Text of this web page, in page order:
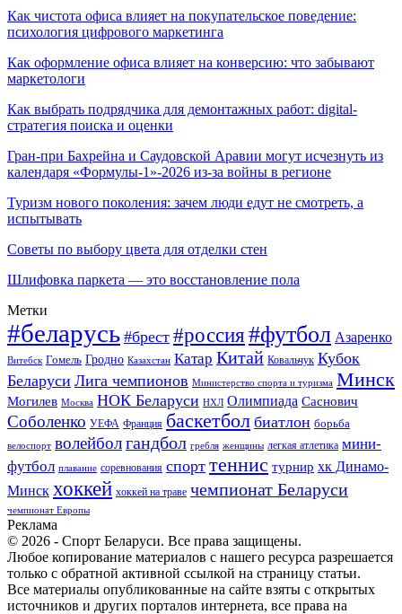
Как чистота офиса влияет на покупательское поведение:
психология цифрового маркетинга
Как оформление офиса влияет на конверсию: что забывают
маркетологи
Как выбрать подрядчика для демонтажных работ: digital-
стратегия поиска и оценки
Гран-при Бахрейна и Саудовской Аравии могут исчезнуть из
календаря «Формулы-1»-2026 из-за войны в регионе
Туризм нового поколения: зачем люди едут не смотреть, а
испытывать
Советы по выбору цвета для отделки стен
Шлифовка паркета — это восстановление пола
Метки
#беларусь #брест #россия#футбол Азаренко
Витебск Гомель Гродно Казахстан Катар Китай Ковальчук Кубок
Беларуси Лига чемпионов Министерство спорта и туризма Минск
Могилев Москва НОК Беларуси НХЛ Олимпиада Саснович
Соболенко УЕФА Франция баскетбол биатлон борьба
велоспорт волейболгандбол гребля женщины легкая атлетика мини-
футбол плавание соревнования спорт теннис турнир хк Динамо-
Минск хоккей хоккей на траве чемпионат Беларуси
чемпионат Европы
Реклама
© 2026 - Спорт Беларуси. Все права защищены.
Любое копирование материалов с нашего ресурса разрешается
только с обратной активной ссылкой на страницу статьи.
Все материалы опубликованные на сайте взяты с открытых
источников и других порталов интернета, все права на